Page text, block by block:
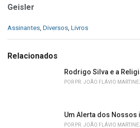
Geisler
C
e
Assinantes Diversos Livros
Relacionados
Rodrigo Silva e a
POR PR. JOÃO FLÁVIO
Um Alerta dos
POR PR. JOÃO FLÁVIO